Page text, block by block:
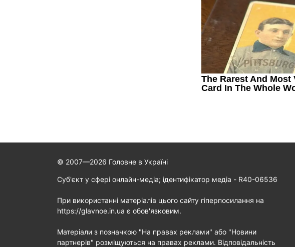
© 2007—2026 Головне в Україні
Cуб'єкт у сфері онлайн-медіа; ідентифікатор медіа - R40-06536
При використанні матеріалів цього сайту гіперпосилання на
https://glavnoe.in.ua є обов'язковим.
Матеріали з позначкою "На правах реклами" або "Новини
партнерів" розміщуються на правах реклами. Відповідальність